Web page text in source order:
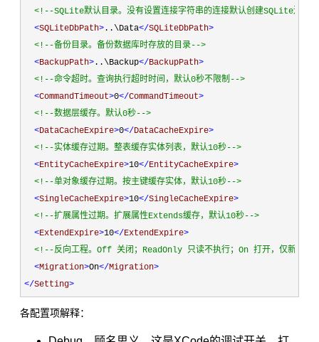
<!--SQLite默认目录。没有设置连接字符串的连接默认创建SQLite连接
<SQLiteDbPath> ..\Data</SQLiteDbPath>
<!--备份目录。备份数据库时存放的目录-->
<BackupPath> ..\Backup</BackupPath>
<!--命令超时。查询执行超时时间，默认0秒不限制 -->
<CommandTimeout>0</CommandTimeout>
<!--数据层缓存。默认0秒-->
<DataCacheExpire>0</DataCacheExpire>
<!--实体缓存过期。整表缓存实体列表，默认10秒-->
<EntityCacheExpire>10</EntityCacheExpire>
<!--单对象缓存过期。按主键缓存实体，默认10秒-->
<SingleCacheExpire>10</SingleCacheExpire>
<!--扩展属性过期。扩展属性Extends缓存，默认10秒-->
<ExtendExpire>10</ExtendExpire>
<!--反向工程。Off 关闭；ReadOnly 只读不执行；On 打开，仅新建
<Migration>On</Migration>
</Setting>
各配置项解释：